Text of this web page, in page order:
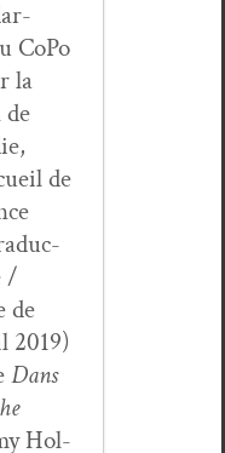
CoPo
la
de
/
de
2019)
Dans
Hol­